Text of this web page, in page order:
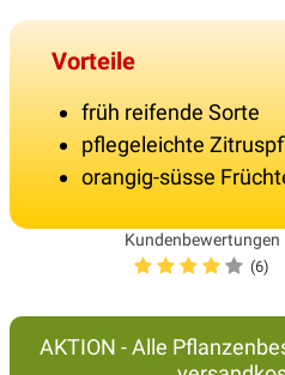
Vorteile
früh reifende Sorte
pflegeleichte
orangig-süsse
Kundenbewertungen
(6)
AKTION - Alle